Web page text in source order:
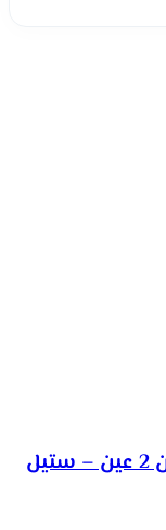
سطح غاز كيتشن لاين 30 سم بلت ان 2 عين – ستيل